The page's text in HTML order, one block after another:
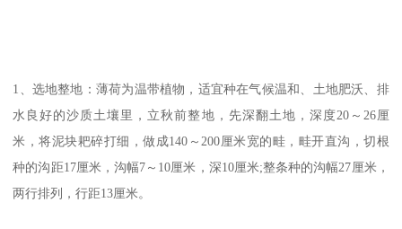
1、选地整地：薄荷为温带植物，适宜种在气候温和、土地肥沃、排
水良好的沙质土壤里，立秋前整地，先深翻土地，深度20～26厘
米，将泥块耙碎打细，做成140～200厘米宽的畦，畦开直沟，切根
种的沟距17厘米，沟幅7～10厘米，深10厘米;整条种的沟幅27厘米，
两行排列，行距13厘米。